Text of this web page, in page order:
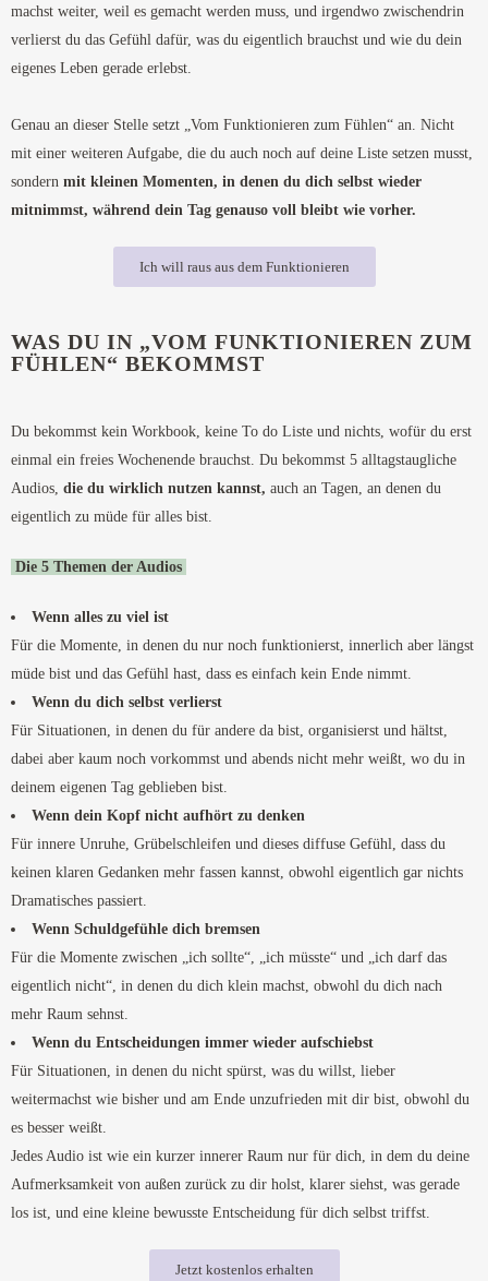
machst weiter, weil es gemacht werden muss, und irgendwo zwischendrin
verlierst du das Gefühl dafür, was du eigentlich brauchst und wie du dein
eigenes Leben gerade erlebst.
Genau an dieser Stelle setzt „Vom Funktionieren zum Fühlen“ an. Nicht
mit einer weiteren Aufgabe, die du auch noch auf deine Liste setzen musst,
sondern mit kleinen Momenten, in denen du dich selbst wieder
mitnimmst, während dein Tag genauso voll bleibt wie vorher.
Ich will raus aus dem Funktionieren
WAS DU IN „VOM FUNKTIONIEREN ZUM
FÜHLEN“ BEKOMMST
Du bekommst kein Workbook, keine To do Liste und nichts, wofür du erst
einmal ein freies Wochenende brauchst. Du bekommst 5 alltagstaugliche
Audios, die du wirklich nutzen kannst, auch an Tagen, an denen du
eigentlich zu müde für alles bist.
Die 5 Themen der Audios
Wenn alles zu viel ist
Für die Momente, in denen du nur noch funktionierst, innerlich aber längst
müde bist und das Gefühl hast, dass es einfach kein Ende nimmt.
Wenn du dich selbst verlierst
Für Situationen, in denen du für andere da bist, organisierst und hältst,
dabei aber kaum noch vorkommst und abends nicht mehr weißt, wo du in
deinem eigenen Tag geblieben bist.
Wenn dein Kopf nicht aufhört zu denken
Für innere Unruhe, Grübelschleifen und dieses diffuse Gefühl, dass du
keinen klaren Gedanken mehr fassen kannst, obwohl eigentlich gar nichts
Dramatisches passiert.
Wenn Schuldgefühle dich bremsen
Für die Momente zwischen „ich sollte“, „ich müsste“ und „ich darf das
eigentlich nicht“, in denen du dich klein machst, obwohl du dich nach
mehr Raum sehnst.
Wenn du Entscheidungen immer wieder aufschiebst
Für Situationen, in denen du nicht spürst, was du willst, lieber
weitermachst wie bisher und am Ende unzufrieden mit dir bist, obwohl du
es besser weißt.
Jedes Audio ist wie ein kurzer innerer Raum nur für dich, in dem du deine
Aufmerksamkeit von außen zurück zu dir holst, klarer siehst, was gerade
los ist, und eine kleine bewusste Entscheidung für dich selbst triffst.
Jetzt kostenlos erhalten